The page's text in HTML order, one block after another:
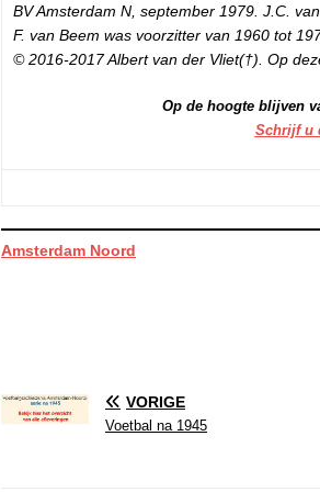
BV Amsterdam N, september 1979. J.C.
F. van Beem was voorzitter van 1960 tot
© 2016-2017 Albert van der Vliet(†). Op
Op de hoogte blijven
Schrijf u
Amsterdam Noord
VORIGE
Voetbal na 1945